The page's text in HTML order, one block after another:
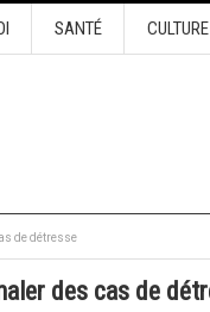
SANTÉ CULTURE
de détresse
des cas de